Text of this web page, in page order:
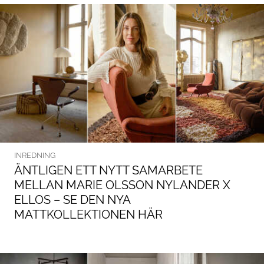
INREDNING
ÄNTLIGEN ETT NYTT SAMARBETE
MELLAN MARIE OLSSON NYLANDER X
ELLOS – SE DEN NYA
MATTKOLLEKTIONEN HÄR